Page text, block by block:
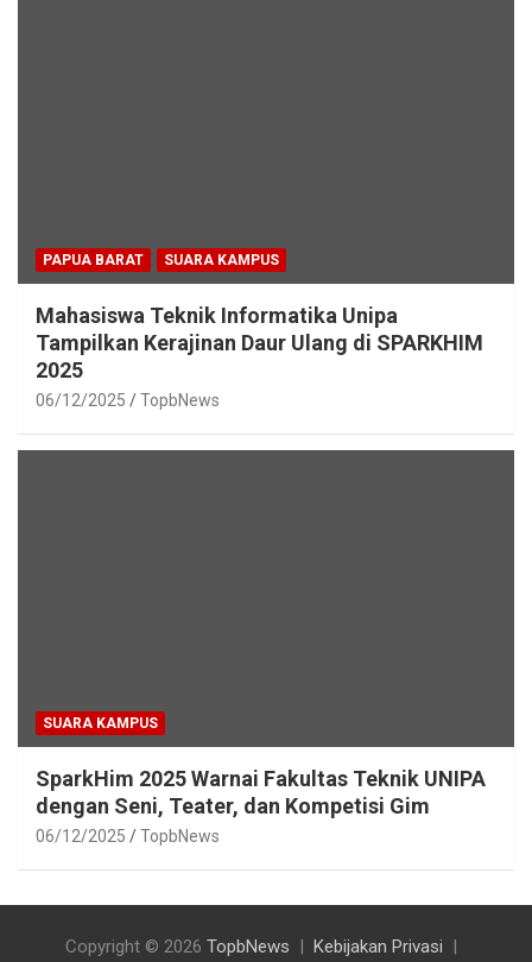
PAPUA BARAT SUARA KAMPUS
Mahasiswa Teknik Informatika Unipa
Tampilkan Kerajinan Daur Ulang di SPARKHIM
2025
06/12/2025 TopbNews
SUARA KAMPUS
SparkHim 2025 Warnai Fakultas Teknik UNIPA
dengan Seni, Teater, dan Kompetisi Gim
06/12/2025 TopbNews
Copyright © 2026 TopbNews Kebijakan Privasi